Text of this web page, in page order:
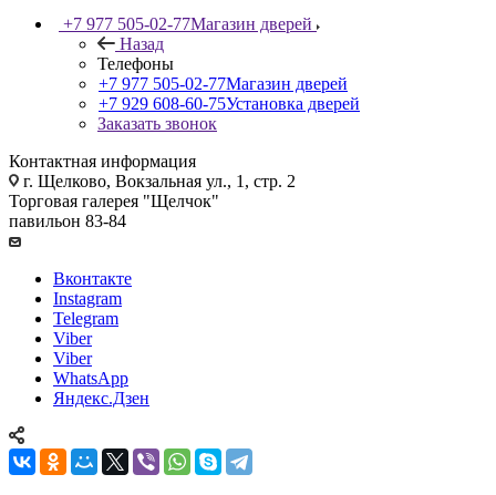
+7 977 505-02-77Магазин дверей
Назад
Телефоны
+7 977 505-02-77Магазин дверей
+7 929 608-60-75Установка дверей
Заказать звонок
Контактная информация
г. Щелково, Вокзальная ул., 1, стр. 2
Торговая галерея "Щелчок"
павильон 83-84
Вконтакте
Instagram
Telegram
Viber
Viber
WhatsApp
Яндекс.Дзен